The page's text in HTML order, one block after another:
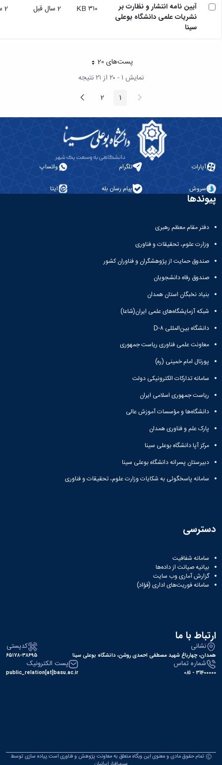
آیین نامه انتشار و نظارت بر
نشریات علمی دانشگاه بوعلی
سینا
۳۱۰ KB 2 سال قبل 2 سال قبل
پست‌‌های 20هر صفحه
نمایش ۱ - ۲۰ از ۲۱ نتیجه
پیغام
قبلی صفحه1 صفحه2 صفحه
بعد
آپارات تلگرام واتساپ
سروش پیام رسان بله ایتا
پیوندها
دفتر مقام معظم رهبری
وزارت علوم، تحقیقات و فناوری
صندوق حمایت از پژوهشگران و فناوران کشور
صندوق رفاه دانشجویان
بنیاد نخبگان استان همدان
شبکه آزمایشگاه‌های علمی ایران(شاعا)
دانشگاه بین‌المللی D-۸
معاونت علمی فناوری ریاست جمهوری
پورتال امام خمینی (ره)
سامانه تدارکات الکترونیکی دولت
ریاست جمهوری اسلامی ایران
دانشگاه‌ها و مؤسسات آموزش عالی
پارک علم و فناوری همدان
مرکز آپا دانشگاه بوعلی سینا
دبیرستان پسرانه دانشگاه بوعلی سینا
سامانه پاسخگوئی به شکایات وزارت علوم، تحقیقات و فناوری
دسترسی
سامانه شفافیت
بیانیه صیانت از داده‌ها
گزارش آماری وب‌ سایت
سامانه فوریت‌های اداری (فؤاد)
ارتباط با ما
نشانی
همدان، چهارباغ شهید مصطفی احمدی روشن، دانشگاه بوعلی سینا
کدپستی
۶۵۱۷۸-۳۸۶۹۵
شماره تماس
31400000 - 081
پست الکترونیک
public_relation[at]basu.ac.ir
تمام حقوق مادی و معنوی این وبگاه متعلق به معاونت پژوهش و فناوری است.پیاده سازی توسط